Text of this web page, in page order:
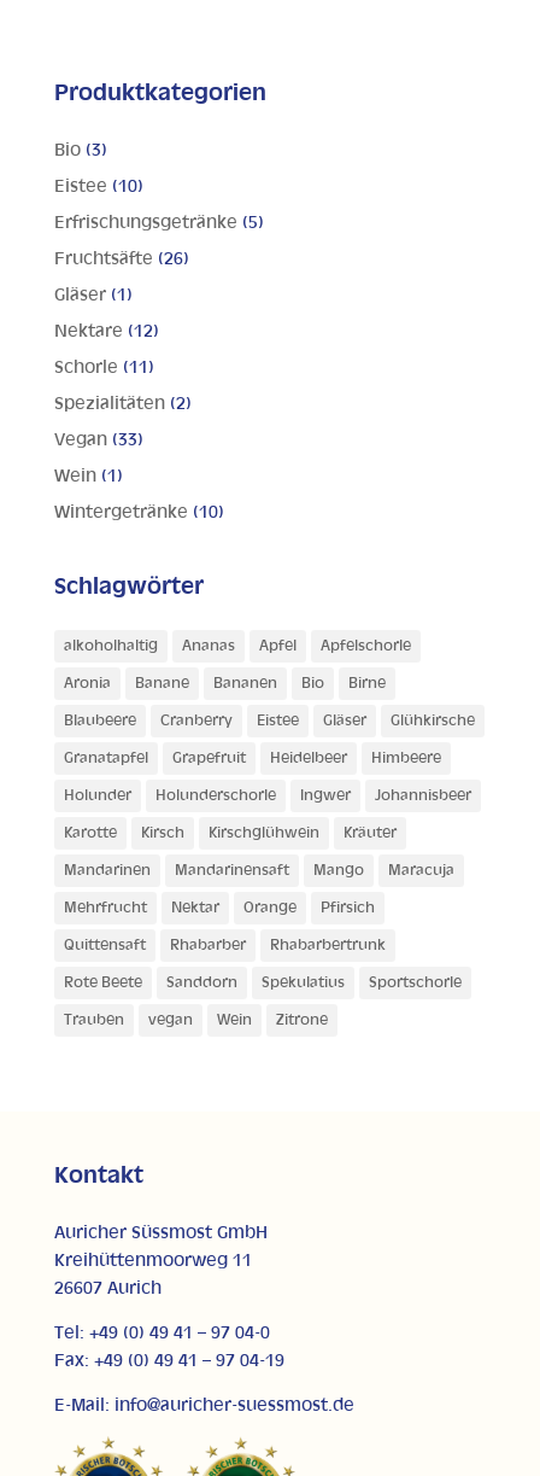
Produktkategorien
Bio (3)
Eistee (10)
Erfrischungsgetränke (5)
Fruchtsäfte (26)
Gläser (1)
Nektare (12)
Schorle (11)
Spezialitäten (2)
Vegan (33)
Wein (1)
Wintergetränke (10)
Schlagwörter
alkoholhaltig Ananas Apfel Apfelschorle
Aronia Banane Bananen Bio Birne
Blaubeere Cranberry Eistee Gläser Glühkirsche
Granatapfel Grapefruit Heidelbeer Himbeere
Holunder Holunderschorle Ingwer Johannisbeer
Karotte Kirsch Kirschglühwein Kräuter
Mandarinen Mandarinensaft Mango Maracuja
Mehrfrucht Nektar Orange Pfirsich
Quittensaft Rhabarber Rhabarbertrunk
Rote Beete Sanddorn Spekulatius Sportschorle
Trauben vegan Wein Zitrone
Kontakt
Auricher Süssmost GmbH
Kreihüttenmoorweg 11
26607 Aurich
Tel: +49 (0) 49 41 – 97 04-0
Fax: +49 (0) 49 41 – 97 04-19
E-Mail: info@auricher-suessmost.de